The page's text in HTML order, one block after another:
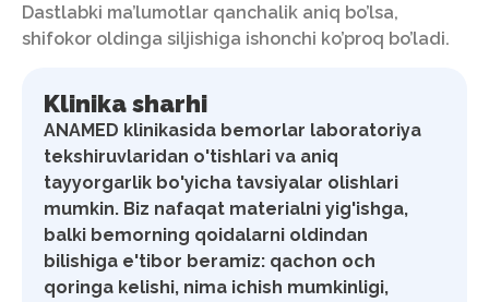
Dastlabki ma’lumotlar qanchalik aniq bo’lsa,
shifokor oldinga siljishiga ishonchi ko’proq bo’ladi.
Klinika sharhi
ANAMED klinikasida bemorlar laboratoriya
tekshiruvlaridan o'tishlari va aniq
tayyorgarlik bo'yicha tavsiyalar olishlari
mumkin. Biz nafaqat materialni yig'ishga,
balki bemorning qoidalarni oldindan
bilishiga e'tibor beramiz: qachon och
qoringa kelishi, nima ichish mumkinligi,